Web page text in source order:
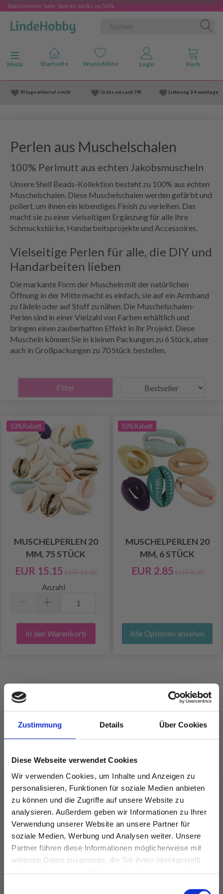
Zustimmung Details Über Cookies
Diese Webseite verwendet Cookies
Wir verwenden Cookies, um Inhalte und Anzeigen zu
personalisieren, Funktionen für soziale Medien anbieten
zu können und die Zugriffe auf unsere Website zu
analysieren. Außerdem geben wir Informationen zu Ihrer
Verwendung unserer Website an unsere Partner für
soziale Medien, Werbung und Analysen weiter. Unsere
Partner führen diese Informationen möglicherweise mit
weiteren Daten zusammen, die Sie ihnen bereitgestellt
haben oder die sie im Rahmen Ihrer Nutzung der Dienste
Spätsommer-Sale- Sparen Sie bis zu 50%
Anzeige ändern
Menü
90 tage widerruf srecht Gratis versand 79€ Lieferung 2-4 werktage
Perlen aus Muschelschalen
100% Perlmutt aus echten Jakobsmuscheln
Unsere Shell Beads-Kollektion besteht zu 100% aus echten
Muschelschalen. Diese Muschelschalen werden gefärbt und
poliert, um ihnen ein lebendiges Finish zu verleihen. Das
macht sie zu einer vielseitigen Ergänzung für alle Ihre
Schmuckstücke, Handarbeitsprojekte und Accessoires.
Vielseitige Perlen für alle, die DIY und
Handarbeiten lieben
Die markante Form der Muscheln mit der natürlichen
Öffnung in der Mitte macht es einfach, sie auf ein Armband
zu fädeln oder auf Stoff zu nähen. Die Muschelschalen-
Perlen sind in einer Vielzahl von Farben erhältlich und
bringen einen zauberhaften Effekt in Ihr Projekt. Diese
Muscheln können Sie in kleinen Packungen zu 6 Stück, aber
auch in Großpackungen zu 70 Stück bestellen.
Filter
10% Rabatt
MUSCHELPERLEN 20
MM, 75 STÜCK
EUR 15.15 EUR 16.85
Anzahl
In den Warenkorb
10% Rabatt
MUSCHELPERLEN 20
MM, 6 STÜCK
EUR 2.85 EUR 3.20
Alle Optionen ansehen
DROPS KID-SILK
EUR 3.55 EUR 4.75
Angebot bis
31/08/2026
DROPS BELLE
EUR 2.05
Spare bis zu 50%